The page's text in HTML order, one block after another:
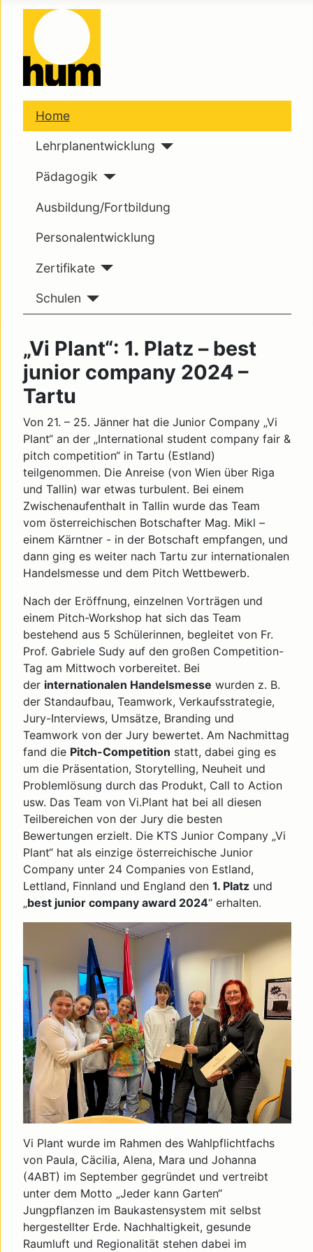
Home
Lehrplanentwicklung
Pädagogik
Ausbildung/Fortbildung
Personalentwicklung
Zertifikate
Schulen
„Vi Plant“: 1. Platz – best
junior company 2024 –
Tartu
Von 21. – 25. Jänner hat die Junior Company „Vi
Plant“ an der „International student company fair &
pitch competition“ in Tartu (Estland)
teilgenommen. Die Anreise (von Wien über Riga
und Tallin) war etwas turbulent. Bei einem
Zwischenaufenthalt in Tallin wurde das Team
vom österreichischen Botschafter Mag. Mikl –
einem Kärntner - in der Botschaft empfangen, und
dann ging es weiter nach Tartu zur internationalen
Handelsmesse und dem Pitch Wettbewerb.
Nach der Eröffnung, einzelnen Vorträgen und
einem Pitch-Workshop hat sich das Team
bestehend aus 5 Schülerinnen, begleitet von Fr.
Prof. Gabriele Sudy auf den großen Competition-
Tag am Mittwoch vorbereitet. Bei
der internationalen Handelsmesse wurden z. B.
der Standaufbau, Teamwork, Verkaufsstrategie,
Jury-Interviews, Umsätze, Branding und
Teamwork von der Jury bewertet. Am Nachmittag
fand die Pitch-Competition statt, dabei ging es
um die Präsentation, Storytelling, Neuheit und
Problemlösung durch das Produkt, Call to Action
usw. Das Team von Vi.Plant hat bei all diesen
Teilbereichen von der Jury die besten
Bewertungen erzielt. Die KTS Junior Company „Vi
Plant“ hat als einzige österreichische Junior
Company unter 24 Companies von Estland,
Lettland, Finnland und England den 1. Platz und
„best junior company award 2024“ erhalten.
Vi Plant wurde im Rahmen des Wahlpflichtfachs
von Paula, Cäcilia, Alena, Mara und Johanna
(4ABT) im September gegründet und vertreibt
unter dem Motto „Jeder kann Garten“
Jungpflanzen im Baukastensystem mit selbst
hergestellter Erde. Nachhaltigkeit, gesunde
Raumluft und Regionalität stehen dabei im